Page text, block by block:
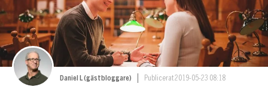
Daniel L (gästbloggare) Publicerat 2019-05-23 08:18